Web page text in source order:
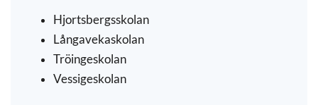
Hjortsbergsskolan
Långavekaskolan
Tröingeskolan
Vessigeskolan